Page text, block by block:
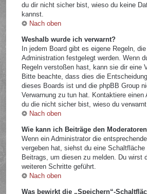
du dir nicht sicher bist, wieso du keine
kannst.
Nach oben
Weshalb wurde ich verwarnt?
In jedem Board gibt es eigene Regeln,
Administration festgelegt werden. Wenn
Regeln verstoßen hast, kann sie dir eine
Bitte beachte, dass dies die
dieses Boards ist und die phpBB Group
Verwarnung zu tun hat. Kontaktiere einen
du die nicht sicher bist, wieso du
Nach oben
Wie kann ich Beiträge den
Wenn ein Administrator die
vergeben hat, siehst du eine Schaltfläche
Beitrags, um diesen zu melden. Du wirst
weiteren Schritte geführt.
Nach oben
Was bewirkt die „Speichern“-